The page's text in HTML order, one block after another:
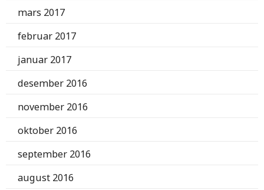
mars 2017
februar 2017
januar 2017
desember 2016
november 2016
oktober 2016
september 2016
august 2016